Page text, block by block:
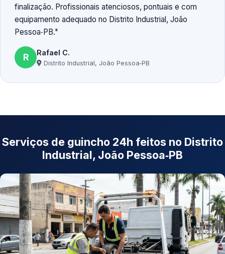
finalização. Profissionais atenciosos, pontuais e com
equipamento adequado no Distrito Industrial, João
Pessoa‑PB.
R Rafael C.
Distrito Industrial, João Pessoa‑PB
Serviços de guincho 24h feitos no Distrito
Industrial, João Pessoa‑PB